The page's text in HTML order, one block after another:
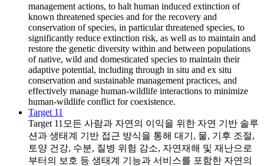
management actions, to halt human induced extinction of
known threatened species and for the recovery and
conservation of species, in particular threatened species, to
significantly reduce extinction risk, as well as to maintain and
restore the genetic diversity within and between populations
of native, wild and domesticated species to maintain their
adaptive potential, including through in situ and ex situ
conservation and sustainable management practices, and
effectively manage human-wildlife interactions to minimize
human-wildlife conflict for coexistence.
Target 11
Target 11 모든 사람과 자연의 이익을 위한 자연 기반 솔루
션과 생태계 기반 접근 방식을 통해 대기, 물, 기후 조절,
토양 건강, 수분, 질병 위험 감소, 자연재해 및 재난으로
부터의 보호 등 생태계 기능과 서비스를 포함한 자연의